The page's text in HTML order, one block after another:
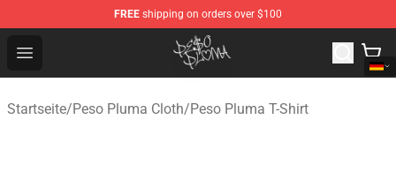
FREE shipping on orders over $100
Open menu
Peso Pluma Store - Official Peso Pluma Merchandise
Startseite/Peso Pluma Cloth/Peso Pluma T-Shirt